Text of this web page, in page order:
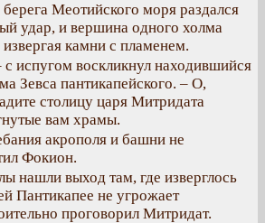
Меотийского моря раздался
удар, и вершина одного холма
камни с пламенем.
испугом воскликнул находившийся
Зевса пантикапейского. – О,
столицу царя Митридата
вам храмы.
акрополя и башни не
Фокион.
нашли выход там, где изверглось
Пантикапее не угрожает
проговорил Митридат.